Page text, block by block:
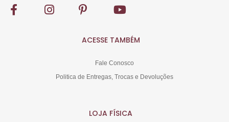
ACESSE TAMBÉM
Fale Conosco
Politica de Entregas, Trocas e Devoluções
LOJA FÍSICA